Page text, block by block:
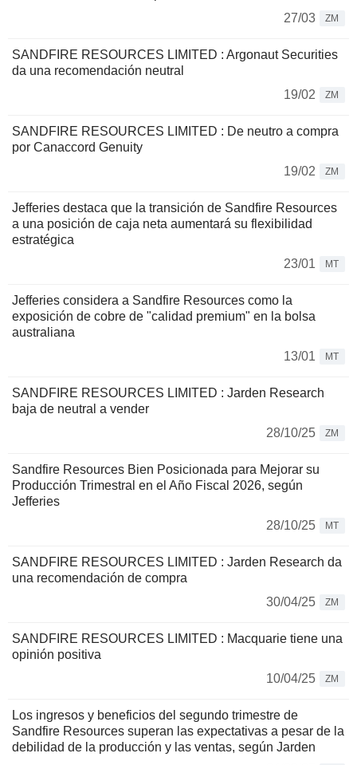
27/03
ZM
SANDFIRE RESOURCES LIMITED : Argonaut Securities
da una recomendación neutral
19/02
ZM
SANDFIRE RESOURCES LIMITED : De neutro a compra
por Canaccord Genuity
19/02
ZM
Jefferies destaca que la transición de Sandfire Resources
a una posición de caja neta aumentará su flexibilidad
estratégica
23/01
MT
Jefferies considera a Sandfire Resources como la
exposición de cobre de "calidad premium" en la bolsa
australiana
13/01
MT
SANDFIRE RESOURCES LIMITED : Jarden Research
baja de neutral a vender
28/10/25
ZM
Sandfire Resources Bien Posicionada para Mejorar su
Producción Trimestral en el Año Fiscal 2026, según
Jefferies
28/10/25
MT
SANDFIRE RESOURCES LIMITED : Jarden Research da
una recomendación de compra
30/04/25
ZM
SANDFIRE RESOURCES LIMITED : Macquarie tiene una
opinión positiva
10/04/25
ZM
Los ingresos y beneficios del segundo trimestre de
Sandfire Resources superan las expectativas a pesar de la
debilidad de la producción y las ventas, según Jarden